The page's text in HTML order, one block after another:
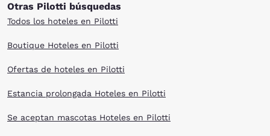
Otras Pilotti búsquedas
Todos los hoteles en Pilotti
Boutique Hoteles en Pilotti
Ofertas de hoteles en Pilotti
Estancia prolongada Hoteles en Pilotti
Se aceptan mascotas Hoteles en Pilotti